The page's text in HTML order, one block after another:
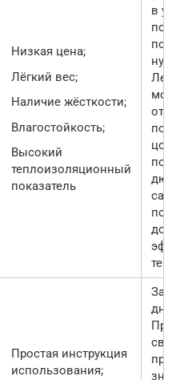
Низкая цена;
Лёгкий вес;
Наличие жёсткости;
Влагостойкость;
Высокий
теплоизоляционный
показатель
в
Простая инструкция
использования;
дно
При